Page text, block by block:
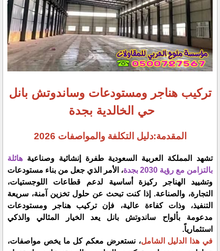
تركيب هناجر ومستودعات وساندوتش بانل
حي الخالدية بجدة
المقدمة:دليل التكلفة والمواصفات 2026
​تشهد المملكة العربية السعودية طفرة إنشائية وصناعية هائلة
بالتزامن مع رؤية 2030 بجدة
، الأمر الذي جعل من بناء مستودعات
وتشييد الهناجر ركيزة أساسية لدعم قطاعات اللوجستيات،
التجارة، والصناعة. إذا كنت تبحث عن حلول تخزين آمنة، سريعة
التنفيذ، وذات كفاءة عالية، فإن تركيب هناجر ومستودعات
مدعومة بألواح ساندوتش بانل يعد الخيار المثالي والذكي
استثمارياً.
​في هذا الدليل الشامل، نستعرض معكم كل ما يخص مواصفات،